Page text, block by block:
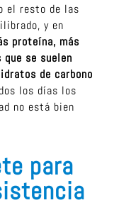
el resto de las
y en
proteína, más
se suelen
de carbono
los días los
no está bien
para